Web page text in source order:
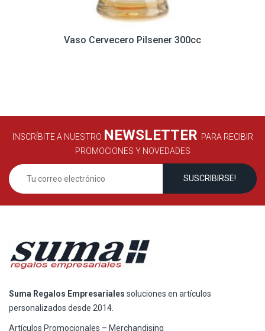
Vaso Cervecero Pilsener 300cc
INSCRÍBITE A NUESTRO NEWSLETTER PARA RECIBIR
PROMOCIONES Y NOVEDADES
Suma Regalos Empresariales soluciones en artículos
personalizados desde 2014.
Artículos Promocionales – Merchandising